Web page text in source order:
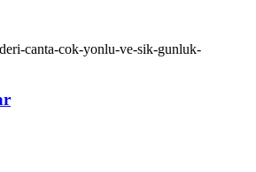
canta-cok-yonlu-ve-sik-gunluk-